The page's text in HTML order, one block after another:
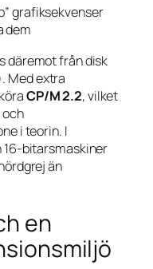
grafiksekvenser
dem
däremot från disk
Med extra
CP/M 2.2, vilket
i teorin. I
16-bitarsmaskiner
än
en